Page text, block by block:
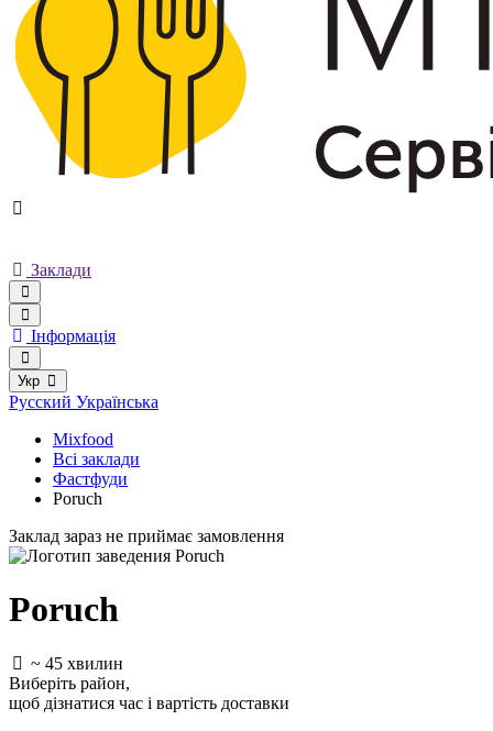
Заклади
Інформація
Укр
Русский Українська
Mixfood
Всі заклади
Фастфуди
Poruch
Заклад зараз не приймає замовлення
Poruch
~ 45 хвилин
Виберіть район,
щоб дізнатися час і вартість доставки